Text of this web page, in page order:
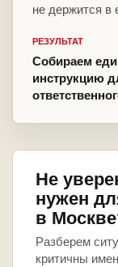
не держится в
РЕЗУЛЬТАТ
Собираем
инструкцию
Не
нужен
в
Разберем
критичны